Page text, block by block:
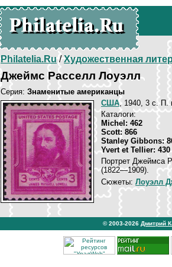
Philatelia.Ru/Художественная
Джеймс Расселл Лоуэлл
Серия: Знаменитые американцы
США, 1940, 3 c. П.
Каталоги:
Michel: 462
Scott: 866
Stanley Gibbons:
Yvert et Tellier: 430
Портрет Джеймса
(1822—1909).
Сюжеты: Лоуэлл
© 2003-2026 Дмитрий